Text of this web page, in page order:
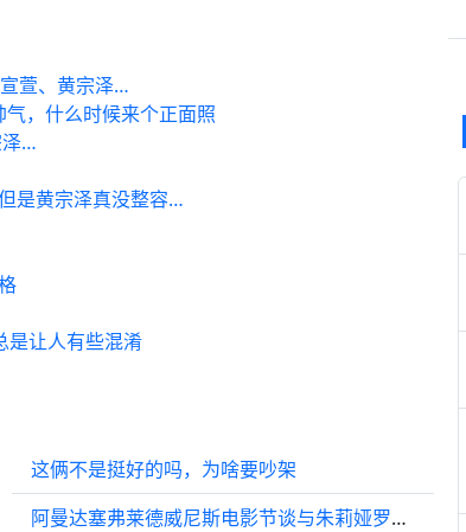
萱、黄宗泽…
，什么时候来个正面照
泽…
是黄宗泽真没整容…
是让人有些混淆
这俩不是挺好的吗，为啥要吵架
阿曼达塞弗莱德威尼斯电影节谈与朱莉娅罗伯茨同款造型